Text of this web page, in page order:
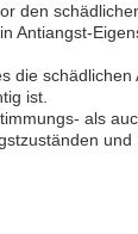
den
ist.
als
und